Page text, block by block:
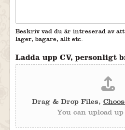
Beskriv vad du är intreserad av
lager, bagare, allt etc.
Ladda upp CV, personligt
Drag & Drop Files,
You can upload